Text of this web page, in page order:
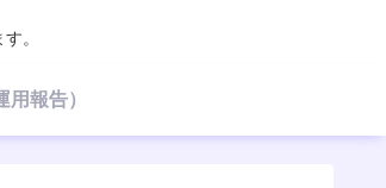
。
用報告）